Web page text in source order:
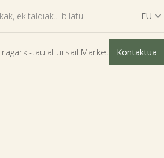
EU 
ES
EU
Iragarki-taulaLursail Market Kontaktua